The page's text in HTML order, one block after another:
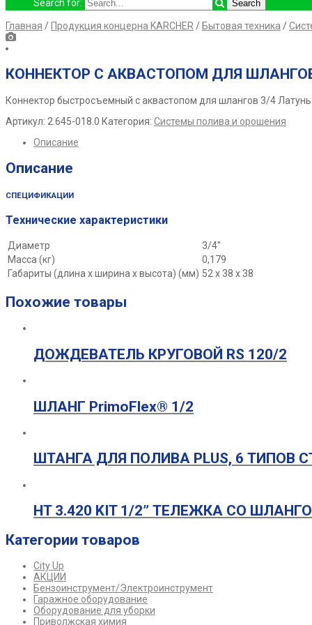
Search for:
Главная / Продукция концерна KARCHER / Бытовая техника /
КОННЕКТОР С АКВАСТОПОМ ДЛЯ
Коннектор быстросъемный с аквастопом для шлангов 3/4
Артикул: 2.645-018.0 Категория: Системы полива и орошения
Описание
Описание
СПЕЦИФИКАЦИИ
Технические характеристики
Диаметр
3/4″
Масса (кг)
0,179
Габариты (длина х ширина х высота) (мм) 52 x 38 x 38
Похожие товары
ДОЖДЕВАТЕЛЬ КРУГОВОЙ RS 120/2
ШЛАНГ PrimoFlex® 1/2
ШТАНГА ДЛЯ ПОЛИВА PLUS, 6 ТИПОВ
HT 3.420 KIT 1/2” ТЕЛЕЖКА СО
Категории товаров
City Up
АКЦИИ
Бензоинструмент/Электроинструмент
Гаражное оборудование
Оборудование для уборки
Приволжская химия